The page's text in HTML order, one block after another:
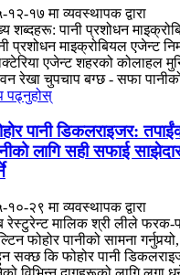
१२-१७ मा व्यवस्थापक द्वारा
शब्दहरू: पानी प्रशोधन
प्रशोधन माइक्रोबियल एजेन्ट
एजेन्ट शहरको कोलाहल
रेखा चुपचाप बग्छ - सफा
पढ्नुहोस्
पानी डिकलराइजर:
लागि सही सफाई
१०-२९ मा व्यवस्थापक द्वारा
रेस्टुरेन्ट मालिक श्री लीले फरक-
फोहोर पानीको सामना
सक्छ कि फोहोर पानी